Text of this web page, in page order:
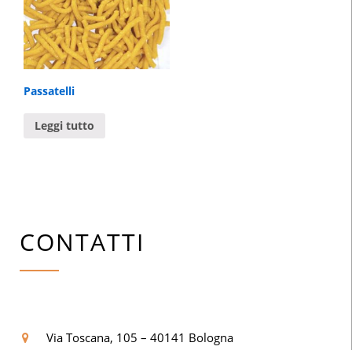
Passatelli
Leggi tutto
CONTATTI
Via Toscana, 105 – 40141 Bologna